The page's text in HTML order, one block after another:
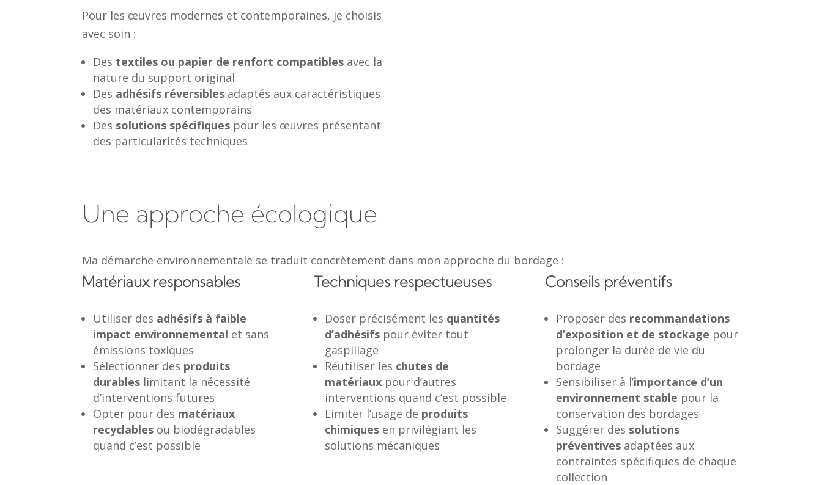
Pour les œuvres modernes et contemporaines, je choisis
avec soin :
Des textiles ou papier de renfort compatibles avec la
nature du support original
Des adhésifs réversibles adaptés aux caractéristiques
des matériaux contemporains
Des solutions spécifiques pour les œuvres présentant
des particularités techniques
Une approche écologique
Ma démarche environnementale se traduit concrètement dans mon approche du bordage :
Matériaux responsables
Utiliser des adhésifs à faible
impact environnemental et sans
émissions toxiques
Sélectionner des produits
durables limitant la nécessité
d’interventions futures
Opter pour des matériaux
recyclables ou biodégradables
quand c’est possible
Techniques respectueuses
Doser précisément les quantités
d’adhésifs pour éviter tout
gaspillage
Réutiliser les chutes de
matériaux pour d’autres
interventions quand c’est possible
Limiter l’usage de produits
chimiques en privilégiant les
solutions mécaniques
Conseils préventifs
Proposer des recommandations
d’exposition et de stockage pour
prolonger la durée de vie du
bordage
Sensibiliser à l’importance d’un
environnement stable pour la
conservation des bordages
Suggérer des solutions
préventives adaptées aux
contraintes spécifiques de chaque
collection